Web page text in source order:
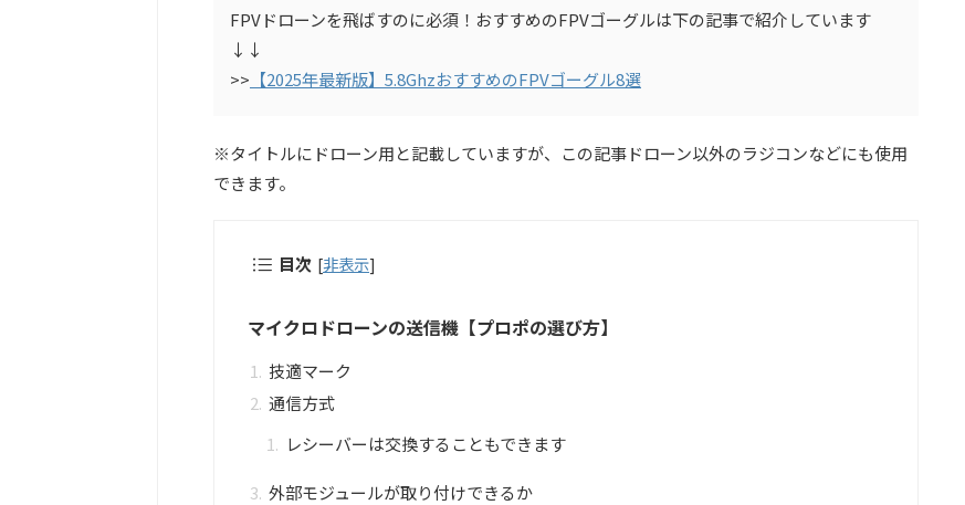
FPVドローンを飛ばすのに必須！おすすめのFPVゴーグルは下の記事で紹介しています
↓↓
>> 【2025年最新版】5.8GhzおすすめのFPVゴーグル8選
※タイトルにドローン用と記載していますが、この記事ドローン以外のラジコンなどにも使用
できます。
目次 [非表示]
マイクロドローンの送信機【プロポの選び方】
技適マーク
通信方式
レシーバーは交換することもできます
外部モジュールが取り付けできるか